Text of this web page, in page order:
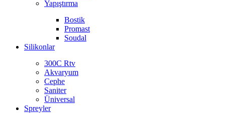
Yapıştırma
Bostik
Promast
Soudal
Silikonlar
300C Rtv
Akvaryum
Cephe
Saniter
Üniversal
Spreyler